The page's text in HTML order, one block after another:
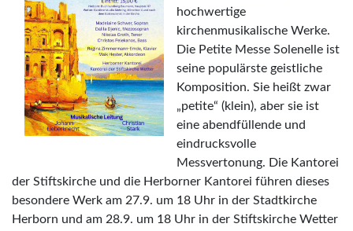
hochwertige
kirchenmusikalische Werke.
Die Petite Messe Solenelle ist
seine populärste geistliche
Komposition. Sie heißt zwar
„petite“ (klein), aber sie ist
eine abendfüllende und
eindrucksvolle
Messvertonung. Die Kantorei
der Stiftskirche und die Herborner Kantorei führen dieses
besondere Werk am 27.9. um 18 Uhr in der Stadtkirche
Herborn und am 28.9. um 18 Uhr in der Stiftskirche Wetter